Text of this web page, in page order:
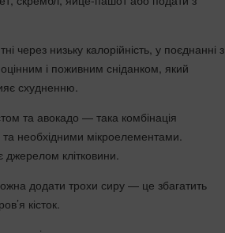
низьку калорійність, у поєднанні з
і поживним сніданком, який
схудненню.
та авокадо — така комбінація
необхідними мікроелементами.
джерелом клітковини.
додати трохи сиру — це збагатить
кісток.